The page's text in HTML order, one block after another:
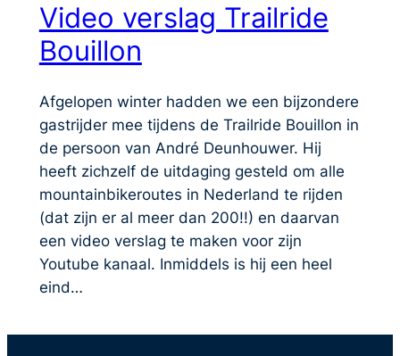
Video verslag Trailride
Bouillon
Afgelopen winter hadden we een bijzondere
gastrijder mee tijdens de Trailride Bouillon in
de persoon van André Deunhouwer. Hij
heeft zichzelf de uitdaging gesteld om alle
mountainbikeroutes in Nederland te rijden
(dat zijn er al meer dan 200!!) en daarvan
een video verslag te maken voor zijn
Youtube kanaal. Inmiddels is hij een heel
eind…